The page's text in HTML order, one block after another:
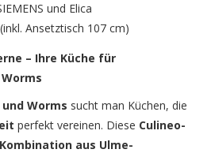
und Elica
Ansetztisch 107 cm)
– Ihre Küche für
Worms sucht man Küchen, die
perfekt vereinen. Diese Culineo-
Kombination aus Ulme-